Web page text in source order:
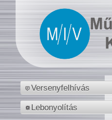
Versenyfelhívás
Lebonyolítás